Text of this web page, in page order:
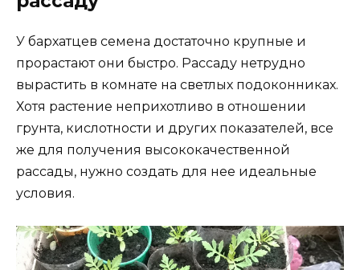
У бархатцев семена достаточно крупные и
прорастают они быстро. Рассаду нетрудно
вырастить в комнате на светлых подоконниках.
Хотя растение неприхотливо в отношении
грунта, кислотности и других показателей, все
же для получения высококачественной
рассады, нужно создать для нее идеальные
условия.